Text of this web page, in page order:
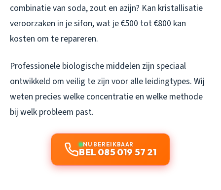
combinatie van soda, zout en azijn? Kan kristallisatie
veroorzaken in je sifon, wat je €500 tot €800 kan
kosten om te repareren.
Professionele biologische middelen zijn speciaal
ontwikkeld om veilig te zijn voor alle leidingtypes. Wij
weten precies welke concentratie en welke methode
bij welk probleem past.
NU BEREIKBAAR
BEL 085 019 57 21